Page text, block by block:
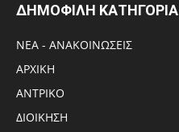
ΔΗΜΟΦΙΛΗ ΚΑΤΗΓΟΡΙΑ
ΝΕΑ - ΑΝΑΚΟΙΝΩΣΕΙΣ
ΑΡΧΙΚΗ
ΑΝTΡΙΚΟ
ΔΙΟΙΚΗΣΗ